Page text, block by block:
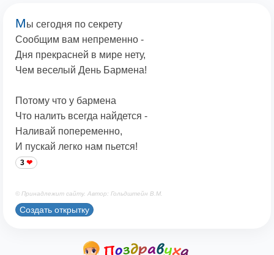
Мы сегодня по секрету
Сообщим вам непременно -
Дня прекрасней в мире нету,
Чем веселый День Бармена!
Потому что у бармена
Что налить всегда найдется -
Наливай попеременно,
И пускай легко нам пьется!
3
© Принадлежит сайту. Автор: Гольдштейн В.М.
Создать открытку